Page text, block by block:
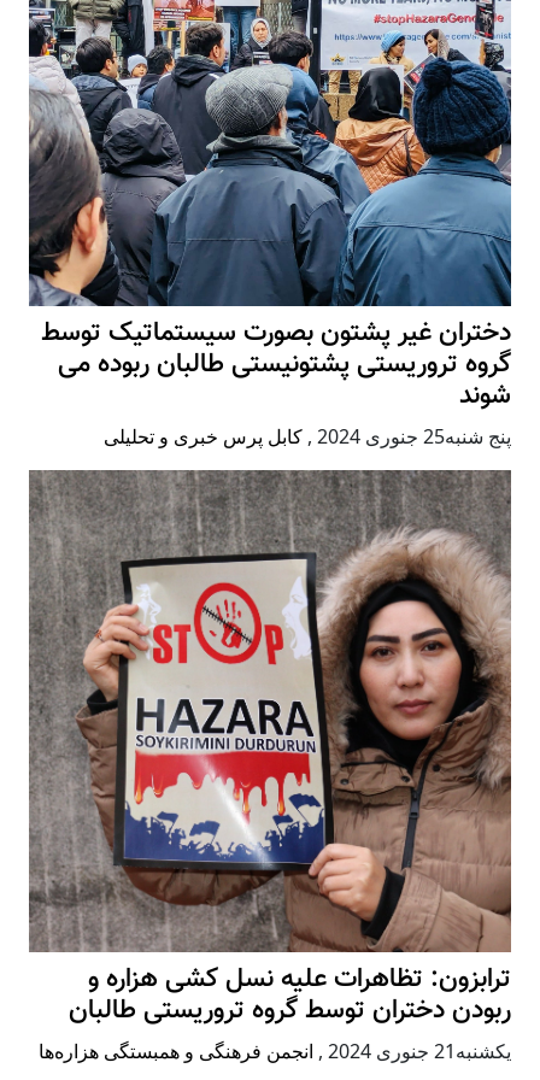
دختران غیر پشتون بصورت سیستماتیک توسط
گروه تروریستی پشتونیستی طالبان ربوده می
شوند
پنج شنبه25 جنوری 2024 , کابل پرس خبری و تحلیلی
ترابزون: تظاهرات علیه نسل کشی هزاره و
ربودن دختران توسط گروه تروریستی طالبان
يكشنبه21 جنوری 2024 , انجمن فرهنگی و همبستگی هزاره‌ها